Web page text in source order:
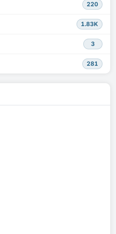
220
1.83K
3
281